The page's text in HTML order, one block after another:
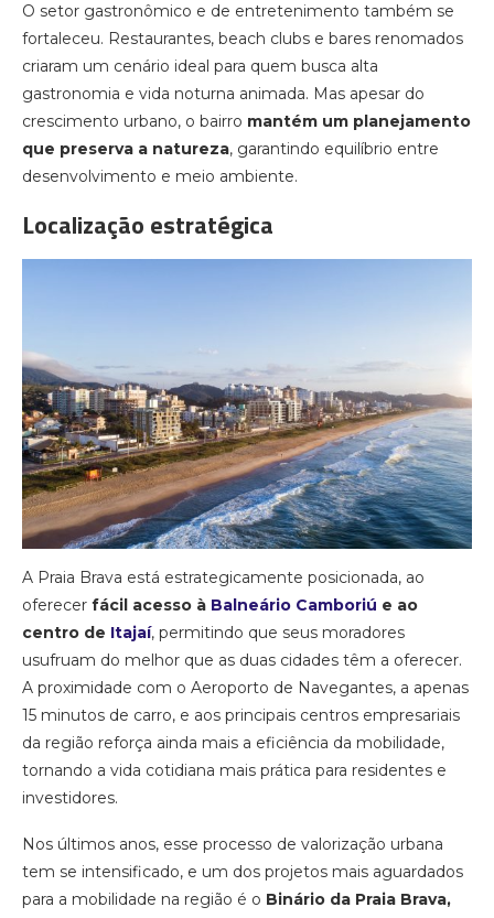
O setor gastronômico e de entretenimento também se
fortaleceu. Restaurantes, beach clubs e bares renomados
criaram um cenário ideal para quem busca alta
gastronomia e vida noturna animada. Mas apesar do
crescimento urbano, o bairro mantém um planejamento
que preserva a natureza, garantindo equilíbrio entre
desenvolvimento e meio ambiente.
Localização estratégica
A Praia Brava está estrategicamente posicionada, ao
oferecer fácil acesso à Balneário Camboriú e ao
centro de Itajaí, permitindo que seus moradores
usufruam do melhor que as duas cidades têm a oferecer.
A proximidade com o Aeroporto de Navegantes, a apenas
15 minutos de carro, e aos principais centros empresariais
da região reforça ainda mais a eficiência da mobilidade,
tornando a vida cotidiana mais prática para residentes e
investidores.
Nos últimos anos, esse processo de valorização urbana
tem se intensificado, e um dos projetos mais aguardados
para a mobilidade na região é o Binário da Praia Brava,